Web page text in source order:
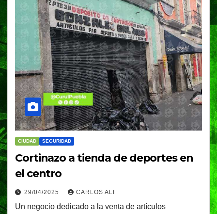
CIUDAD SEGURIDAD
Cortinazo a tienda de deportes en
el centro
29/04/2025 CARLOS ALI
Un negocio dedicado a la venta de artículos